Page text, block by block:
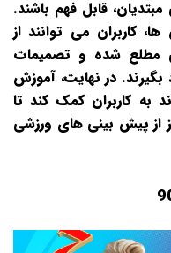
قابل فهم باشند.
کاربران می‌ توانند از
مطلع شده و تصمیمات
در نهایت، آموزش
نود 90 می‌ تواند به کاربران کمک کند تا
پیش‌ بینی‌ های ورزشی